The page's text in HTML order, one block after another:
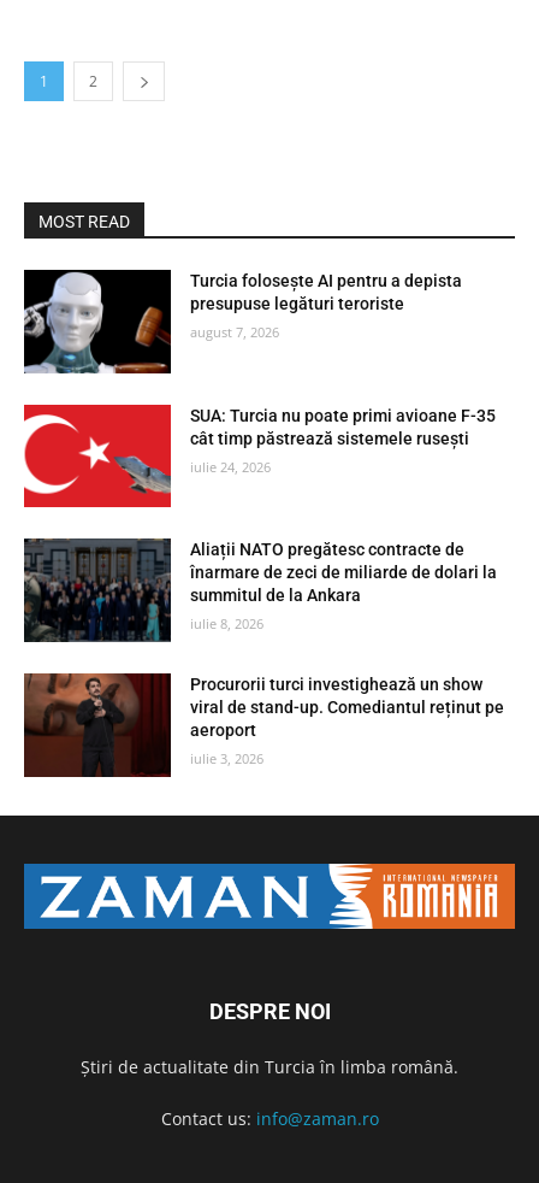
1 2
MOST READ
Turcia folosește AI pentru a depista
presupuse legături teroriste
august 7, 2026
SUA: Turcia nu poate primi avioane F-35
cât timp păstrează sistemele rusești
iulie 24, 2026
Aliații NATO pregătesc contracte de
înarmare de zeci de miliarde de dolari la
summitul de la Ankara
iulie 8, 2026
Procurorii turci investighează un show
viral de stand-up. Comediantul reținut pe
aeroport
iulie 3, 2026
DESPRE NOI
Știri de actualitate din Turcia în limba română.
Contact us: info@zaman.ro